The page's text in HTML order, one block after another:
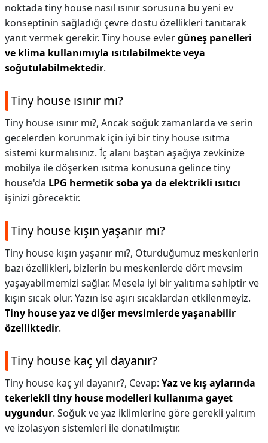
noktada tiny house nasıl ısınır sorusuna bu yeni ev
konseptinin sağladığı çevre dostu özellikleri tanıtarak
yanıt vermek gerekir. Tiny house evlergüneş panelleri
ve klima kullanımıyla ısıtılabilmekte veya
soğutulabilmektedir.
Tiny house ısınır mı?
Tiny house ısınır mı?, Ancak soğuk zamanlarda ve serin
gecelerden korunmak için iyi bir tiny house ısıtma
sistemi kurmalısınız. İç alanı baştan aşağıya zevkinize
mobilya ile döşerken ısıtma konusuna gelince tiny
house'da LPG hermetik soba ya da elektrikli ısıtıcı
işinizi görecektir.
Tiny house kışın yaşanır mı?
Tiny house kışın yaşanır mı?, Oturduğumuz meskenlerin
bazı özellikleri, bizlerin bu meskenlerde dört mevsim
yaşayabilmemizi sağlar. Mesela iyi bir yalıtıma sahiptir ve
kışın sıcak olur. Yazın ise aşırı sıcaklardan etkilenmeyiz.
Tiny house yaz ve diğer mevsimlerde yaşanabilir
özelliktedir.
Tiny house kaç yıl dayanır?
Tiny house kaç yıl dayanır?, Cevap: Yaz ve kış aylarında
tekerlekli tiny house modelleri kullanıma gayet
uygundur. Soğuk ve yaz iklimlerine göre gerekli yalıtım
ve izolasyon sistemleri ile donatılmıştır.